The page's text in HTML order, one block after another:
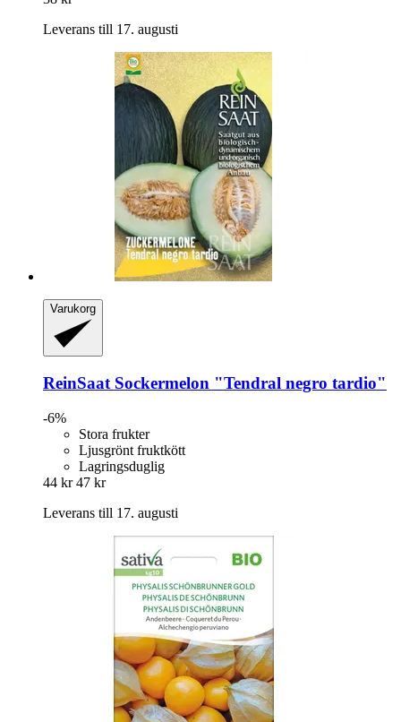
Leverans till 17. augusti
Varukorg
ReinSaat Sockermelon "Tendral negro tardio"
-6%
Stora frukter
Ljusgrönt fruktkött
Lagringsduglig
44 kr 47 kr
Leverans till 17. augusti